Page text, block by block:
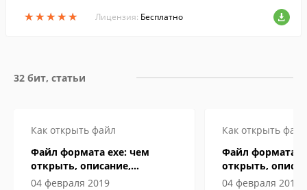
★★★★★
★★★★★ Лицензия: Бесплатно
32 бит, статьи
Как открыть файл
Файл формата exe: чем
открыть, описание,
особенности
04 февраля 2019
Как открыть файл
Файл формата
открыть,
особенности
04 февраля 2019